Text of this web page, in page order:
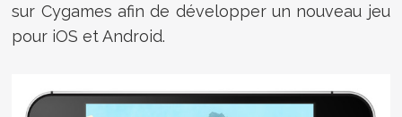
sur Cygames afin de développer un nouveau jeu
pour iOS et Android.